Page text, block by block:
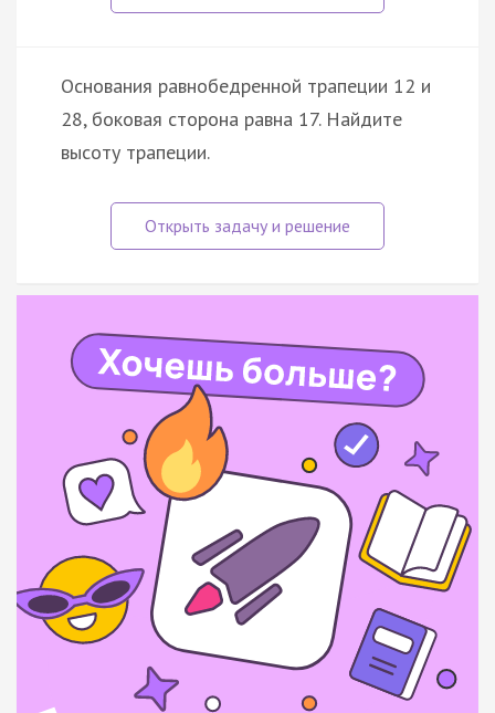
Основания равнобедренной трапеции 12 и
28, боковая сторона равна 17. Найдите
высоту трапеции.